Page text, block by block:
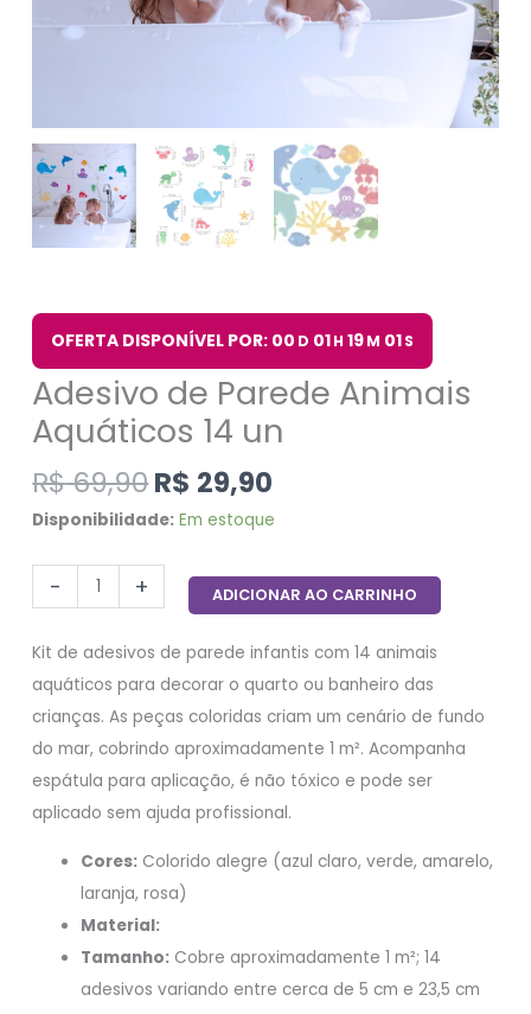
OFERTA DISPONÍVEL POR: 00 D 01H 19M 00S
Adesivo de Parede Animais
Aquáticos 14 un
R$69,90R$ 29,90
Disponibilidade: Em estoque
- + ADICIONAR AO CARRINHO
Kit de adesivos de parede infantis com 14 animais
aquáticos para decorar o quarto ou banheiro das
crianças. As peças coloridas criam um cenário de fundo
do mar, cobrindo aproximadamente 1 m². Acompanha
espátula para aplicação, é não tóxico e pode ser
aplicado sem ajuda profissional.
Cores: Colorido alegre (azul claro, verde, amarelo,
laranja, rosa)
Material:
Tamanho: Cobre aproximadamente 1 m²; 14
adesivos variando entre cerca de 5 cm e 23,5 cm